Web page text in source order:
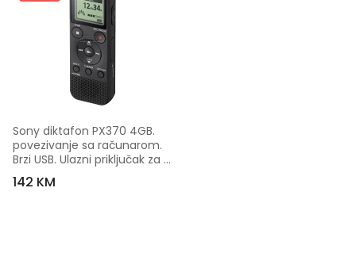
Sony diktafon PX370 4GB.
povezivanje sa računarom.
Brzi USB. Ulazni priključak za
mikrofon. Priključak za
slušalice ICDPX370.CE7
142 KM